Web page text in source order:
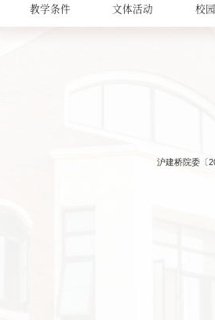
教学条件 文体活动 校
沪建桥院委〔